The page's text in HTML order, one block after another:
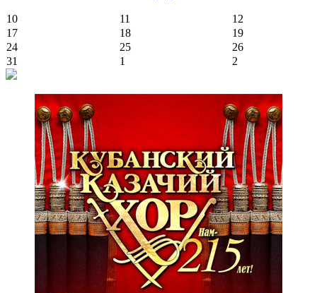
10 11
12
17
18
19
24
25
26
31
1 2